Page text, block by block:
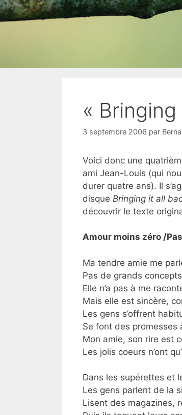
«
3 septembre 2006 par
Voici donc une
ami Jean-Louis (qui
durer quatre ans). Il
disque Bringing it all
découvrir le texte
Amour moins zéro /
Ma tendre amie me
Pas de grands
Elle n’a pas à me
Mais elle est sincère,
Les gens s’offrent
Se font des
Mon amie, son rire est
Les jolis coeurs n’ont
Dans les supérettes et
Les gens parlent de la
Lisent des magazines,